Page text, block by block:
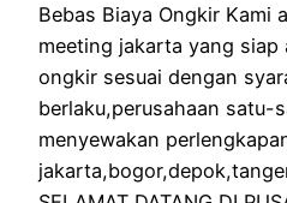
Bebas Biaya Ongkir Kami
meeting jakarta yang siap
ongkir sesuai dengan
berlaku,perusahaan satu-
menyewakan